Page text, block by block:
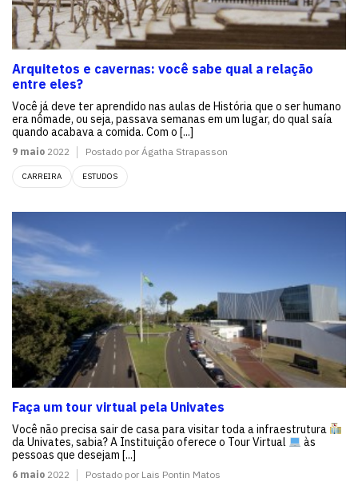
Arquitetos e cavernas: você sabe qual a relação
entre eles?
Você já deve ter aprendido nas aulas de História que o ser humano
era nômade, ou seja, passava semanas em um lugar, do qual saía
quando acabava a comida. Com o [...]
9 maio 2022 Postado por Ágatha Strapasson
CARREIRA ESTUDOS
Faça um tour virtual pela Univates
Você não precisa sair de casa para visitar toda a infraestrutura
da Univates, sabia? A Instituição oferece o Tour Virtual
às
pessoas que desejam [...]
6 maio 2022 Postado por Lais Pontin Matos